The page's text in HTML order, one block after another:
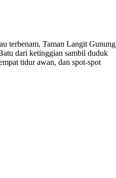
terbenam, Taman Langit Gunung
dari ketinggian sambil duduk
tidur awan, dan spot-spot